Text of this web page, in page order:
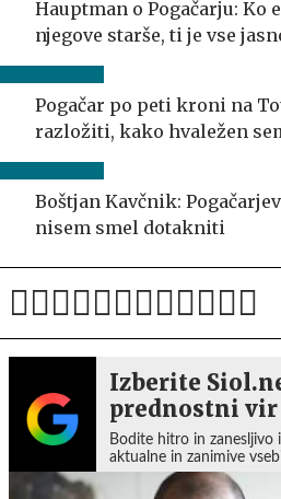
Hauptman o Pogačarju: Ko
njegove starše, ti je vse
Pogačar po peti kroni na
razložiti, kako hvaležen
Boštjan Kavčnik:
nisem smel dotakniti
Izberite
prednostni vir
Bodite hitro in
aktualne in zanimive